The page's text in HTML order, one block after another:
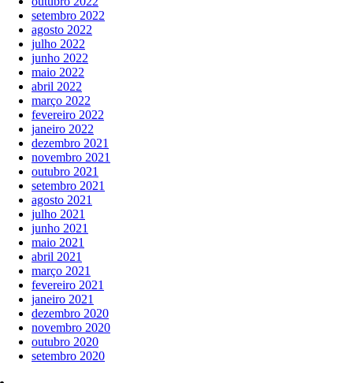
setembro 2022
agosto 2022
julho 2022
junho 2022
maio 2022
abril 2022
março 2022
fevereiro 2022
janeiro 2022
dezembro 2021
novembro 2021
outubro 2021
setembro 2021
agosto 2021
julho 2021
junho 2021
maio 2021
abril 2021
março 2021
fevereiro 2021
janeiro 2021
dezembro 2020
novembro 2020
outubro 2020
setembro 2020